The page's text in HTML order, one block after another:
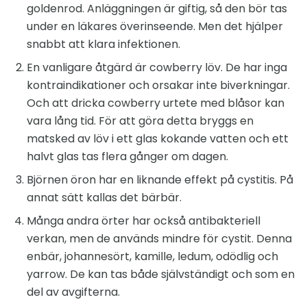
goldenrod. Anläggningen är giftig, så den bör tas
under en läkares överinseende. Men det hjälper
snabbt att klara infektionen.
En vanligare åtgärd är cowberry löv. De har inga
kontraindikationer och orsakar inte biverkningar.
Och att dricka cowberry urtete med blåsor kan
vara lång tid. För att göra detta bryggs en
matsked av löv i ett glas kokande vatten och ett
halvt glas tas flera gånger om dagen.
Björnen öron har en liknande effekt på cystitis. På
annat sätt kallas det bärbär.
Många andra örter har också antibakteriell
verkan, men de används mindre för cystit. Denna
enbär, johannesört, kamille, ledum, odödlig och
yarrow. De kan tas både självständigt och som en
del av avgifterna.